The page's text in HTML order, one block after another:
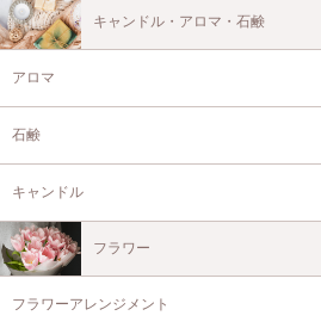
キャンドル・アロマ・石鹸
アロマ
石鹸
キャンドル
フラワー
フラワーアレンジメント